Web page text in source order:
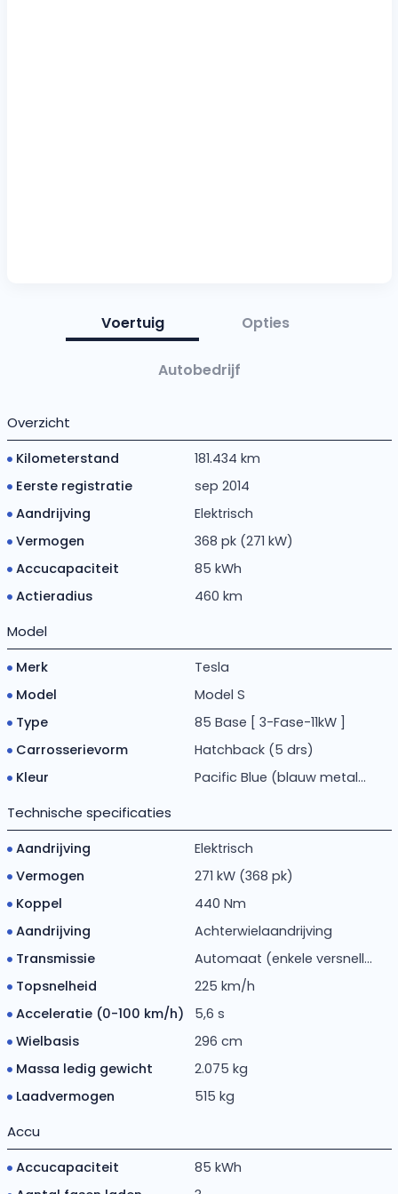
Voertuig Opties
Autobedrijf
Overzicht
Kilometerstand
181.434 km
Eerste registratie
sep 2014
Aandrijving
Elektrisch
Vermogen
368 pk (271 kW)
Accucapaciteit
85 kWh
Actieradius
460 km
Model
Merk
Tesla
Model
Model S
Type
85 Base [ 3-Fase-11kW ]
Carrosserievorm
Hatchback (5 drs)
Kleur
Pacific Blue (blauw metal...
Technische specificaties
Aandrijving
Elektrisch
Vermogen
271 kW (368 pk)
Koppel
440 Nm
Aandrijving
Achterwielaandrijving
Transmissie
Automaat (enkele versnell...
Topsnelheid
225 km/h
Acceleratie (0-100 km/h)
5,6 s
Wielbasis
296 cm
Massa ledig gewicht
2.075 kg
Laadvermogen
515 kg
Accu
Accucapaciteit
85 kWh